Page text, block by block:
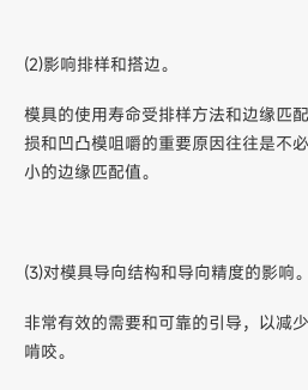
(2)影响排样和搭边。
模具的使用寿命受排样方法和边缘匹
损和凹凸模咀嚼的重要原因往往是不
小的边缘匹配值。
(3)对模具导向结构和导向精度的影响。
非常有效的需要和可靠的引导，以减
啃咬。